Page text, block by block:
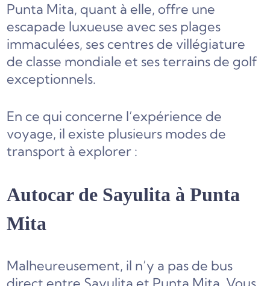
Punta Mita, quant à elle, offre une
escapade luxueuse avec ses plages
immaculées, ses centres de villégiature
de classe mondiale et ses terrains de golf
exceptionnels.
En ce qui concerne l’expérience de
voyage, il existe plusieurs modes de
transport à explorer :
Autocar de Sayulita à Punta
Mita
Malheureusement, il n’y a pas de bus